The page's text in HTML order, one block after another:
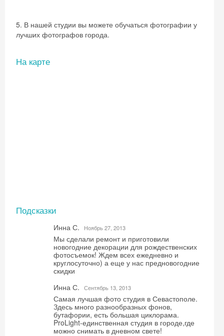
5. В нашей студии вы можете обучаться фотографии у
лучших фотографов города.
На карте
Подсказки
Инна С. Ноябрь 27, 2013
Мы сделали ремонт и приготовили
новогодние декорации для рождественских
фотосъемок! Ждем всех ежедневно и
круглосуточно) а еще у нас предновогодние
скидки
Инна С.
Сентябрь 13, 2013
Самая лучшая фото студия в Севастополе.
Здесь много разнообразных фонов,
бутафории, есть большая циклорама.
ProLight-единственная студия в городе,где
можно снимать в дневном свете!
Скидка −5%
Хочешь дешевле? Оставь почту и получи
промокод на первое бронирование!
Получить промокод